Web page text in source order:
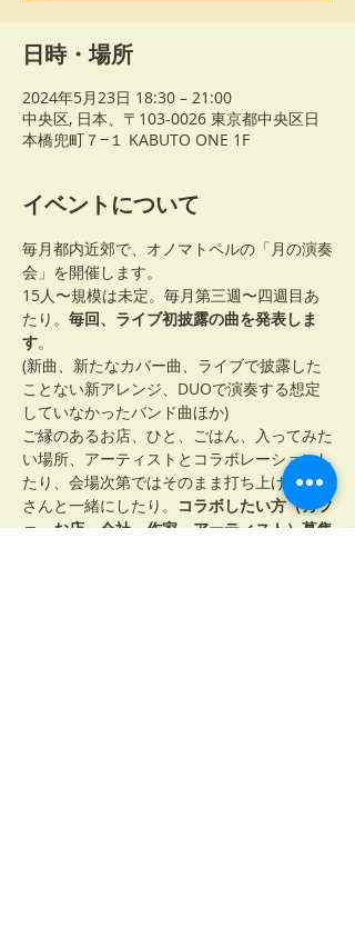
日時・場所
2024年5月23日 18:30 – 21:00
中央区, 日本、〒103-0026 東京都中央区日
本橋兜町７−１ KABUTO ONE 1F
イベントについて
毎月都内近郊で、オノマトペルの「月の演奏
会」を開催します。
15人〜規模は未定。毎月第三週〜四週目あ
たり。 毎回、ライブ初披露の曲を発表しま
す。
(新曲、新たなカバー曲、ライブで披露した
ことない新アレンジ、DUOで演奏する想定
していなかったバンド曲ほか)
ご縁のあるお店、ひと、ごはん、入ってみた
い場所、アーティストとコラボレーションし
たり、会場次第ではそのまま打ち上げをみな
さんと一緒にしたり。 コラボしたい方（カフ
ェ、お店、会社、作家、アーティスト）募集